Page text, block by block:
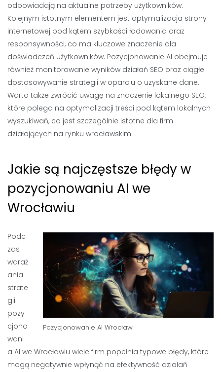
odpowiadają na aktualne potrzeby użytkowników.
Kolejnym istotnym elementem jest optymalizacja strony
internetowej pod kątem szybkości ładowania oraz
responsywności, co ma kluczowe znaczenie dla
doświadczeń użytkowników. Pozycjonowanie AI obejmuje
również monitorowanie wyników działań SEO oraz ciągłe
dostosowywanie strategii w oparciu o uzyskane dane.
Warto także zwrócić uwagę na znaczenie lokalnego SEO,
które polega na optymalizacji treści pod kątem lokalnych
wyszukiwań, co jest szczególnie istotne dla firm
działających na rynku wrocławskim.
Jakie są najczęstsze błędy w
pozycjonowaniu AI we
Wrocławiu
Pozycjonowanie AI Wrocław
Podc
zas
wdraż
ania
strate
gii
pozy
cjono
wani
a AI we Wrocławiu wiele firm popełnia typowe błędy, które
mogą negatywnie wpłynąć na efektywność działań